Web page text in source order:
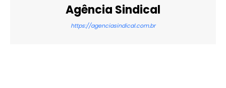
Agência Sindical
https://agenciasindical.com.br